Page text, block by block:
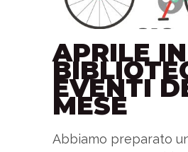
APRILE IN
EVENTI
MESE
Abbiamo preparato